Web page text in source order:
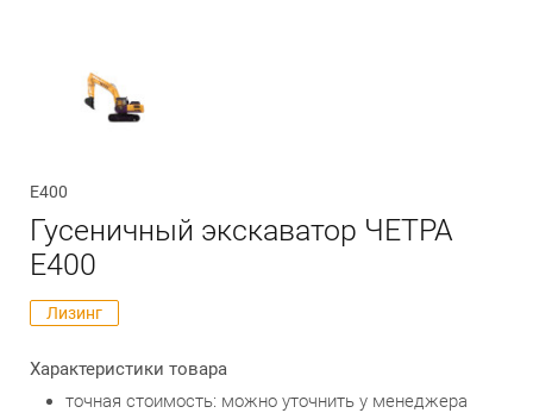
Е400
Гусеничный экскаватор ЧЕТРА
Е400
Лизинг
Характеристики товара
точная стоимость: можно уточнить у менеджера